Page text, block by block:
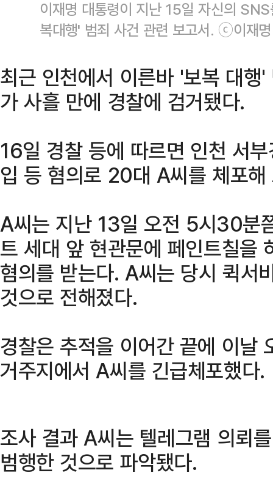
이재명 대통령이 지난 15일 자신의
복대행' 범죄 사건 관련 보고서. ⓒ이재
최근 인천에서 이른바 '보복 대
가 사흘 만에 경찰에 검거됐다.
16일 경찰 등에 따르면 인천 서
입 등 혐의로 20대 A씨를 체포해
A씨는 지난 13일 오전 5시30분
트 세대 앞 현관문에 페인트칠을
혐의를 받는다. A씨는 당시 퀵서
것으로 전해졌다.
경찰은 추적을 이어간 끝에 이
거주지에서 A씨를 긴급체포했다.
조사 결과 A씨는 텔레그램 의뢰
범행한 것으로 파악됐다.